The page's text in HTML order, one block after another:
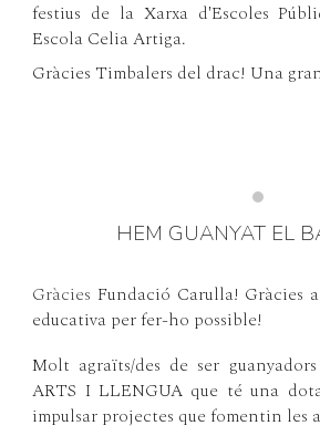
festius de la Xarxa d'Escoles
Escola Celia Artiga.
Gràcies Timbalers del drac! Una
HEM GUANYAT EL
Gràcies Fundació Carulla! Gràcies
educativa per fer-ho possible!
Molt agraïts/des de ser
ARTS I LLENGUA que té una
impulsar projectes que fomentin les